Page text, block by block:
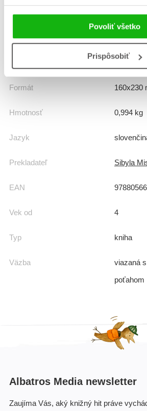
Povoliť všetko
Prispôsobiť
23.1.2026
Formát 160x230
Hmotnosť 0,994 kg
Jazyk
Prekladateľ Sibyla
EAN
Vek od 4
Typ kniha
Väzba
viazaná
poťahom
Albatros Media newsletter
Zaujíma Vás, aký knižný hit práve